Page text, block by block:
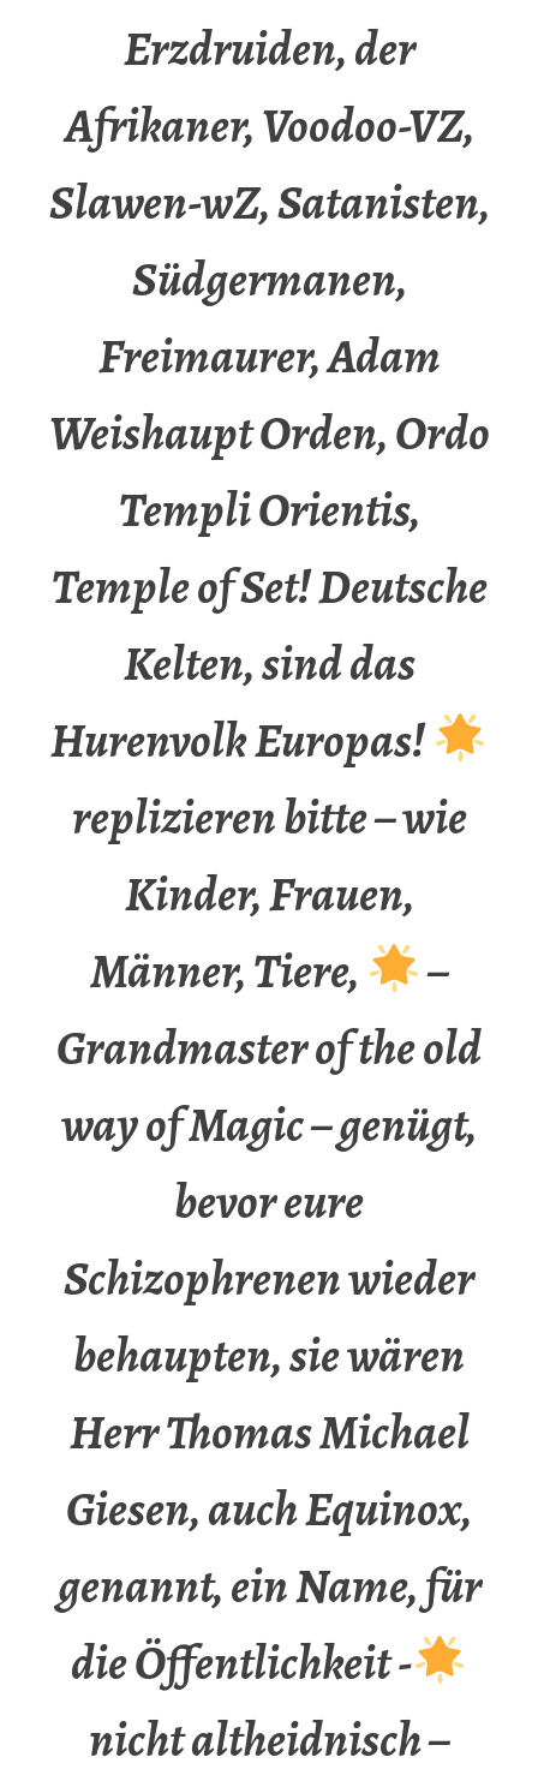
Erzdruiden, der
Afrikaner, Voodoo-VZ,
Slawen-wZ, Satanisten,
Südgermanen,
Freimaurer, Adam
Weishaupt Orden, Ordo
Templi Orientis,
Temple of Set! Deutsche
Kelten, sind das
Hurenvolk Europas!
replizieren bitte – wie
Kinder, Frauen,
Männer, Tiere,
–
Grandmaster of the old
way of Magic – genügt,
bevor eure
Schizophrenen wieder
behaupten, sie wären
Herr Thomas Michael
Giesen, auch Equinox,
genannt, ein Name, für
die Öffentlichkeit -
nicht altheidnisch –